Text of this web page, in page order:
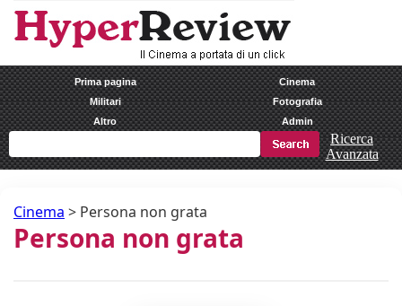
Prima pagina
Cinema
Militari
Fotografia
Altro
Admin
Ricerca
Avanzata
Cinema > Persona non grata
Persona non grata